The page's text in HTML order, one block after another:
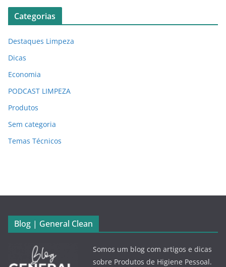
Categorias
Destaques Limpeza
Dicas
Economia
PODCAST LIMPEZA
Produtos
Sem categoria
Temas Técnicos
Blog | General Clean
Somos um blog com artigos e dicas
sobre Produtos de Higiene Pessoal.